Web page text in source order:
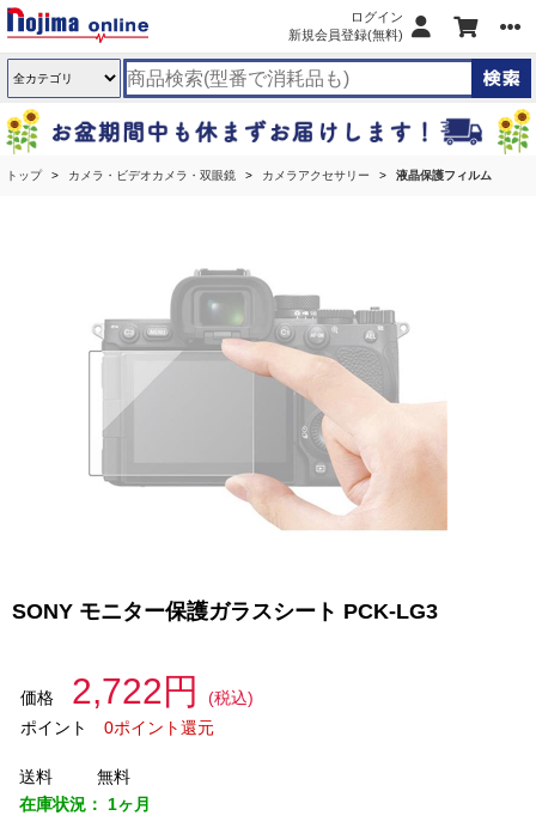
ログイン
新規会員登録(無料)
トップ カメラ・ビデオカメラ・双眼鏡 カメラアクセサリー 液晶保護フィルム
SONY モニター保護ガラスシート PCK-LG3
価格 2,722円
(税込)
ポイント
0ポイント還元
送料
無料
在庫状況： 1ヶ月